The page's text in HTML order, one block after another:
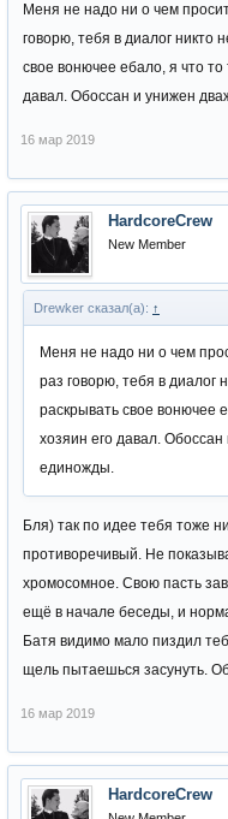
Меня не надо ни о чем
говорю, тебя в диалог никто
свое вонючее ебало, я что
давал. Обоссан и унижен
16 мар 2019
HardcoreCrew
New Member
Drewker сказал(а): ↑
Меня не надо ни о чем
раз говорю, тебя в диалог
раскрывать свое вонючее
хозяин его давал.
единожды.
Бля) так по идее тебя тоже
противоречивый. Не
хромосомное. Свою пасть
ещё в начале беседы, и
Батя видимо мало пиздил
щель пытаешься засунуть.
16 мар 2019
HardcoreCrew